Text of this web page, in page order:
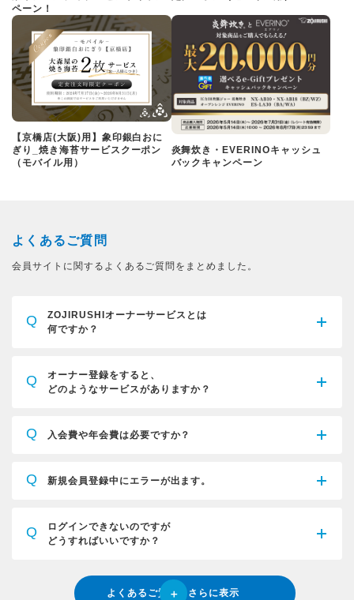
ペーン！
【京橋店(大阪)用】象印銀白おに
ぎり_焼き海苔サービスクーポン
（モバイル用）
炎舞炊き・EVERINOキャッシュ
バックキャンペーン
よくあるご質問
会員サイトに関するよくあるご質問をまとめました。
Q
ZOJIRUSHIオーナーサービスとは
何ですか？
Q
オーナー登録をすると、
どのようなサービスがありますか？
Q 入会費や年会費は必要ですか？
Q 新規会員登録中にエラーが出ます。
Q
ログインできないのですが
どうすればいいですか？
よくあるご質問をさらに表示